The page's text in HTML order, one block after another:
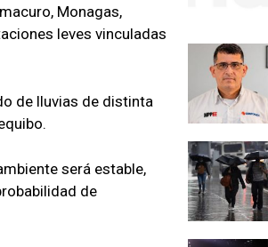
Monagas,
leves vinculadas
de lluvias de distinta
será estable,
de